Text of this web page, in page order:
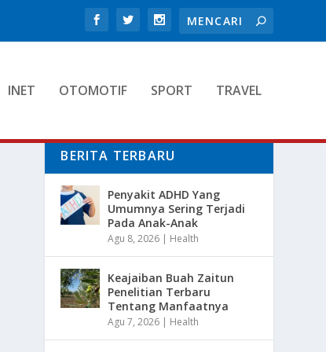
INET OTOMOTIF SPORT TRAVEL
BERITA TERBARU
Penyakit ADHD Yang
Umumnya Sering Terjadi
Pada Anak-Anak
Agu 8, 2026 | Health
Keajaiban Buah Zaitun
Penelitian Terbaru
Tentang Manfaatnya
Agu 7, 2026 | Health